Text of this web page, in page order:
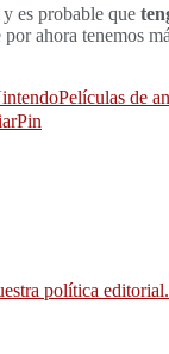
es probable que
ahora tenemos
Películas de
Pin
política editorial.